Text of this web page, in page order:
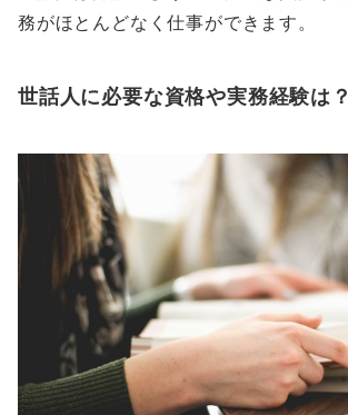
務がほとんどなく仕事ができます。
世話人に必要な資格や実務経験は？